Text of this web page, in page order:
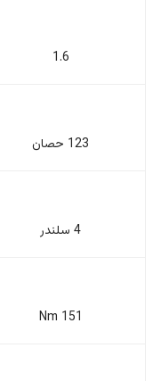
1.6
123 حصان
4 سلندر
151 Nm